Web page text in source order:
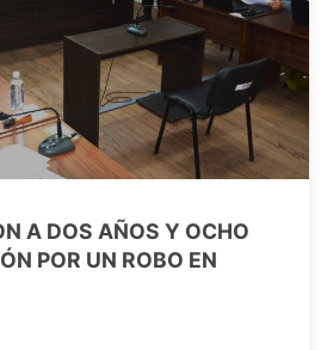
A DOS AÑOS Y OCHO
POR UN ROBO EN